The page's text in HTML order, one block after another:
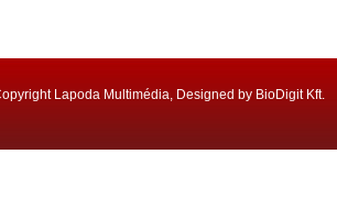
Lapoda Multimédia, Designed by BioDigit Kft.